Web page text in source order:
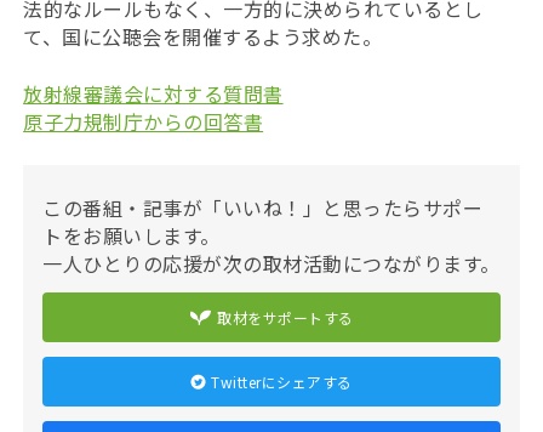
法的なルールもなく、一方的に決められているとし
て、国に公聴会を開催するよう求めた。
放射線審議会に対する質問書
原子力規制庁からの回答書
この番組・記事が「いいね！」と思ったらサポー
トをお願いします。
一人ひとりの応援が次の取材活動につながります。
取材をサポートする
Twitterにシェアする